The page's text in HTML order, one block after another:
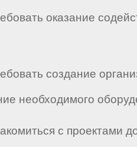
оказание
создание
необходимого
с проектами